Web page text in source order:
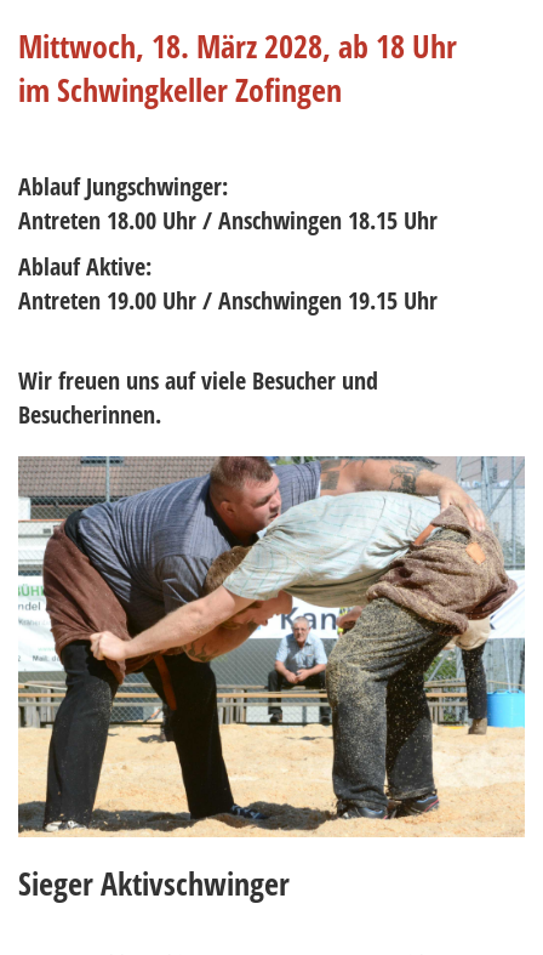
Mittwoch, 18. März 2028, ab 18 Uhr
im Schwingkeller Zofingen
Ablauf Jungschwinger:
Antreten 18.00 Uhr / Anschwingen 18.15 Uhr
Ablauf Aktive:
Antreten 19.00 Uhr / Anschwingen 19.15 Uhr
Wir freuen uns auf viele Besucher und
Besucherinnen.
Sieger Aktivschwinger